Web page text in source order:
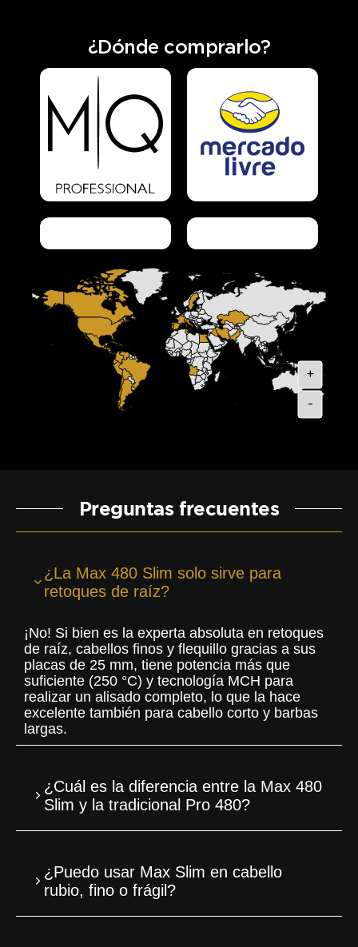
¿Dónde comprarlo?
+
-
Preguntas frecuentes
¿La Max 480 Slim solo sirve para
retoques de raíz?
¡No! Si bien es la experta absoluta en retoques
de raíz, cabellos finos y flequillo gracias a sus
placas de 25 mm, tiene potencia más que
suficiente (250 °C) y tecnología MCH para
realizar un alisado completo, lo que la hace
excelente también para cabello corto y barbas
largas.
¿Cuál es la diferencia entre la Max 480
Slim y la tradicional Pro 480?
¿Puedo usar Max Slim en cabello
rubio, fino o frágil?